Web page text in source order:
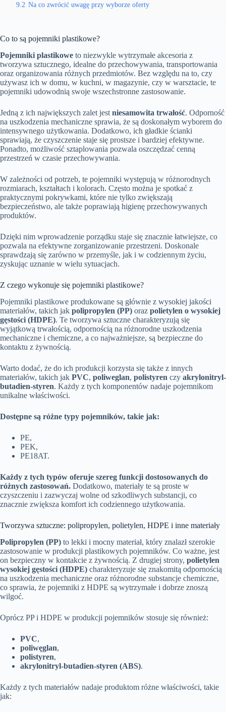
9.2 Na co zwrócić uwagę przy wyborze oferty
Co to są pojemniki plastikowe?
Pojemniki plastikowe to niezwykle wytrzymałe akcesoria z
tworzywa sztucznego, idealne do przechowywania, transportowania
oraz organizowania różnych przedmiotów. Bez względu na to, czy
używasz ich w domu, w kuchni, w magazynie, czy w warsztacie, te
pojemniki udowodnią swoje wszechstronne zastosowanie.
Jedną z ich największych zalet jest niesamowita trwałość. Odporność
na uszkodzenia mechaniczne sprawia, że są doskonałym wyborem do
intensywnego użytkowania. Dodatkowo, ich gładkie ścianki
sprawiają, że czyszczenie staje się prostsze i bardziej efektywne.
Ponadto, możliwość sztaplowania pozwala oszczędzać cenną
przestrzeń w czasie przechowywania.
W zależności od potrzeb, te pojemniki występują w różnorodnych
rozmiarach, kształtach i kolorach. Często można je spotkać z
praktycznymi pokrywkami, które nie tylko zwiększają
bezpieczeństwo, ale także poprawiają higienę przechowywanych
produktów.
Dzięki nim wprowadzenie porządku staje się znacznie łatwiejsze, co
pozwala na efektywne zorganizowanie przestrzeni. Doskonale
sprawdzają się zarówno w przemyśle, jak i w codziennym życiu,
zyskując uznanie w wielu sytuacjach.
Z czego wykonuje się pojemniki plastikowe?
Pojemniki plastikowe produkowane są głównie z wysokiej jakości
materiałów, takich jak polipropylen (PP) oraz polietylen o wysokiej
gęstości (HDPE). Te tworzywa sztuczne charakteryzują się
wyjątkową trwałością, odpornością na różnorodne uszkodzenia
mechaniczne i chemiczne, a co najważniejsze, są bezpieczne do
kontaktu z żywnością.
Warto dodać, że do ich produkcji korzysta się także z innych
materiałów, takich jak PVC, poliweglan, polistyren czy akrylonitryl-
butadien-styren. Każdy z tych komponentów nadaje pojemnikom
unikalne właściwości.
Dostępne są różne typy pojemników, takie jak:
PE,
PEK,
PE18AT.
Każdy z tych typów oferuje szereg funkcji dostosowanych do
różnych zastosowań. Dodatkowo, materiały te są proste w
czyszczeniu i zazwyczaj wolne od szkodliwych substancji, co
znacznie zwiększa komfort ich codziennego użytkowania.
Tworzywa sztuczne: polipropylen, polietylen, HDPE i inne materiały
Polipropylen (PP) to lekki i mocny materiał, który znalazł szerokie
zastosowanie w produkcji plastikowych pojemników. Co ważne, jest
on bezpieczny w kontakcie z żywnością. Z drugiej strony, polietylen
wysokiej gęstości (HDPE) charakteryzuje się znakomitą odpornością
na uszkodzenia mechaniczne oraz różnorodne substancje chemiczne,
co sprawia, że pojemniki z HDPE są wytrzymałe i dobrze znoszą
wilgoć.
Oprócz PP i HDPE w produkcji pojemników stosuje się również:
PVC,
poliwęglan,
polistyren,
akrylonitryl-butadien-styren (ABS).
Każdy z tych materiałów nadaje produktom różne właściwości, takie
jak: